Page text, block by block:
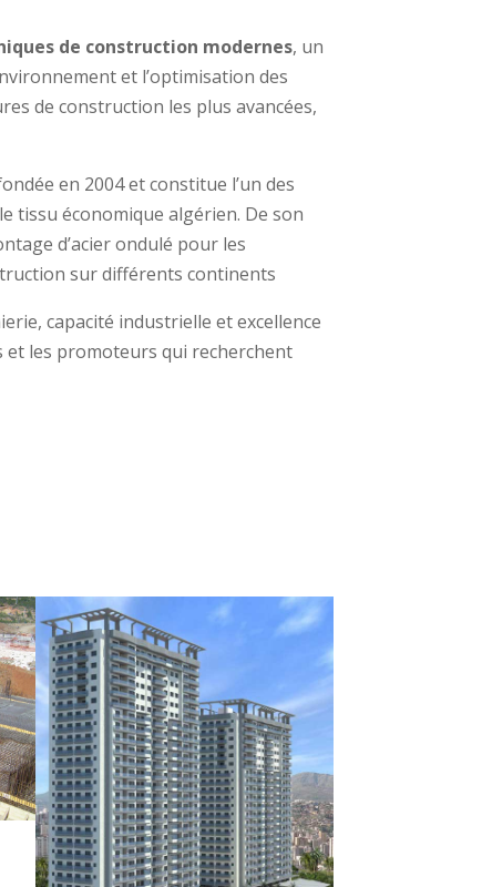
de construction modernes, un
et l’optimisation des
de construction les plus avancées,
en 2004 et constitue l’un des
tissu économique algérien. De son
d’acier ondulé pour les
sur différents continents
capacité industrielle et excellence
les promoteurs qui recherchent